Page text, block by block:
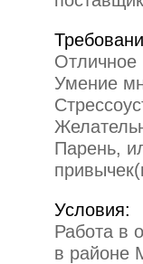
Отличное
Умение
Парень,
Условия:
Работа в
в районе